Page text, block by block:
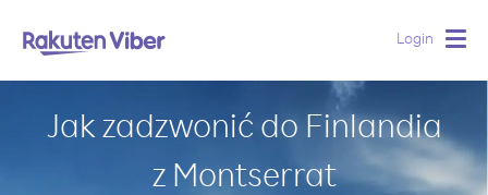
Login
Jak zadzwonić do Finlandia
z Montserrat